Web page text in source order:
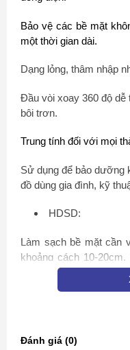
Bảo vệ các bề mặt
một thời gian dài.
Dạng lỏng, thâm nhập
Đầu vòi xoay 360 độ dễ
bôi trơn.
Trung tính đối với mọi
Sử dụng để bảo dưỡng
đồ dùng gia đình, kỹ
HDSD:
Làm sạch bề mặt cần
khoảng cách 10-
chuyển các khớp nối bị
Đánh giá (0)